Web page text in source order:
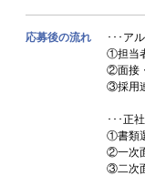
応募後の流れ
･･･ア
①担当
②面接
③採用
･･･正
①書類
②一次
③二次